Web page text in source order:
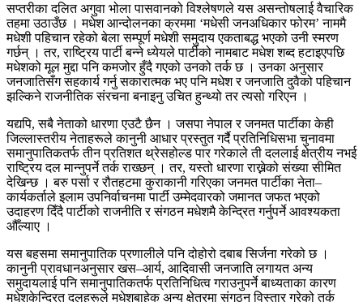
सप्तरीका दलित अगुवा भोला पासवानको विश्लेषणले यस असन्तोषलाई वैचारिक
तहमा उठाउँछ । मधेश आन्दोलनका क्रममा ‘मधेसी जनअधिकार फोरम’ नाममै
मधेशी पहिचान रहेको बेला सम्पूर्ण मधेशी समुदाय एकताबद्ध भएको उनी स्मरण
गर्छन् । तर, राष्ट्रिय पार्टी बन्ने ध्येयले पार्टीको नामबाट मधेश शब्द हटाइएपछि
मधेशको मूल मुद्दा पनि कमजोर हुँदै गएको उनको तर्क छ । उनका अनुसार
जनजातिसँग सहकार्य गर्नु सकारात्मक भए पनि मधेश र जनजाति दुवैको पहिचान
झल्किने राजनीतिक संरचना बनाइनु उचित हुन्थ्यो तर त्यसो गरिएन ।
यद्यपि, सबै नेताको धारणा एउटै छैन । जसपा नेपाल र जनमत पार्टीका केही
जिल्लास्तरीय नेताहरूले कानुनी आधार प्रस्तुत गर्दै प्रतिनिधिसभा चुनावमा
समानुपातिकतर्फ तीन प्रतिशत थ्रेसहोल्ड पार गरेकाले ती दललाई क्षेत्रीय नभई
राष्ट्रिय दल मान्नुपर्ने तर्क राख्छन् । तर, यस्तो धारणा राख्नेको संख्या सीमित
देखिन्छ । बरु पर्सा र रौतहटमा कुराकानी गरिएका जनमत पार्टीका नेता–
कार्यकर्ताले इलाम उपनिर्वाचनमा पार्टी उम्मेदवारको जमानत जफत भएको
उदाहरण दिँदै पार्टीको राजनीति र संगठन मधेशमै केन्द्रित गर्नुपर्ने आवश्यकता
औँल्याए ।
यस बहसमा समानुपातिक प्रणालीले पनि दोहोरो दबाब सिर्जना गरेको छ ।
कानुनी प्रावधानअनुसार खस–आर्य, आदिवासी जनजाति लगायत अन्य
समुदायलाई पनि समानुपातिकतर्फ प्रतिनिधित्व गराउनुपर्ने बाध्यताका कारण
मधेशकेन्द्रित दलहरूले मधेशबाहेक अन्य क्षेत्रमा संगठन विस्तार गरेको तर्क